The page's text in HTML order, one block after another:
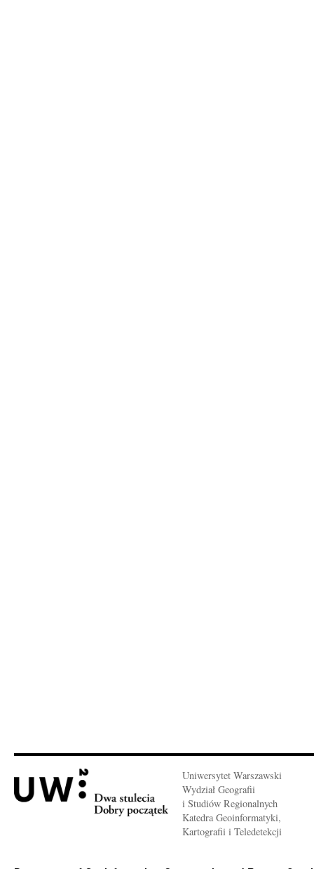
Uniwersytet Warszawski
Wydział Geografii
i Studiów Regionalnych
Katedra Geoinformatyki,
Kartografii i Teledetekcji